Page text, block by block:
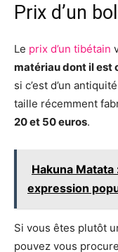
Prix d’un
Le prix d’un tibétain
matériau dont il est
si c’est d’un
taille récemment
20 et 50 euros.
Hakuna
expression
Si vous êtes plutôt
pouvez vous